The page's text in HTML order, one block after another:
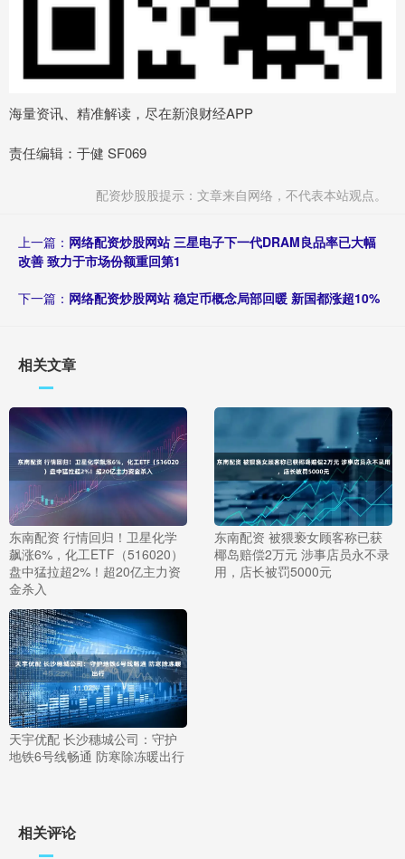
海量资讯、精准解读，尽在新浪财经APP
责任编辑：于健 SF069
配资炒股股提示：文章来自网络，不代表本站观点。
上一篇： 网络配资炒股网站 三星电子下一代DRAM良品率已大幅
改善 致力于市场份额重回第1
下一篇： 网络配资炒股网站 稳定币概念局部回暖 新国都涨超10%
相关文章
东南配资 行情回归！卫星化学
飙涨6%，化工ETF（516020）
盘中猛拉超2%！超20亿主力资
金杀入
东南配资 被猥亵女顾客称已获
椰岛赔偿2万元 涉事店员永不录
用，店长被罚5000元
天宇优配 长沙穗城公司：守护
地铁6号线畅通 防寒除冻暖出行
相关评论